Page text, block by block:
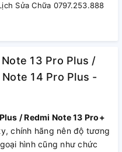
Sửa Chữa 0797.253.888
13 Pro Plus /
14 Pro Plus -
/ Redmi Note 13 Pro+
chính hãng nên độ tương
hình cũng như chức